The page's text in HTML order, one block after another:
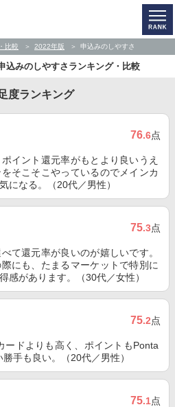
比較 2022年版 申込みのしやすさ
込みのしやすさランキング・比較
度ランキング
76.6点
イント還元率がもとより良いうえ
そこそこやっているのでメインカ
になる。（20代／男性）
75.3点
て還元率が良いのが嬉しいです。
にも、たまるマーケットで特別に
感があります。（30代／女性）
75.2点
ードよりも高く、ポイントもPonta
手も良い。（20代／男性）
75.1点